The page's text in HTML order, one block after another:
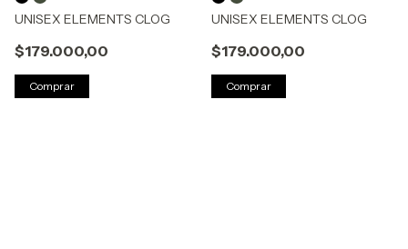
UNISEX ELEMENTS CLOG
$179.000,00
Comprar
UNISEX ELEMENTS CLOG
$179.000,00
Comprar